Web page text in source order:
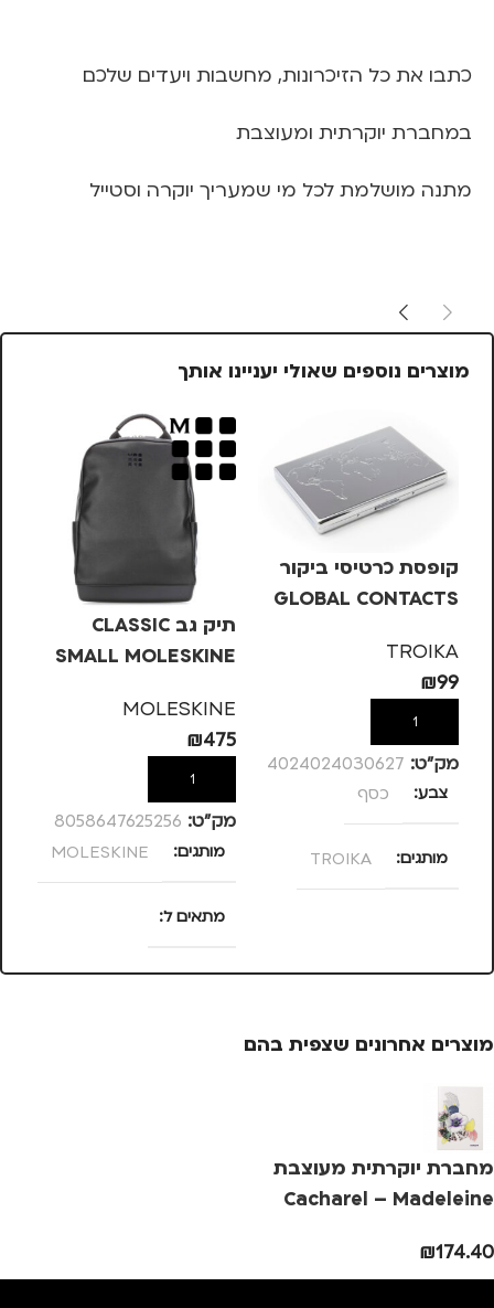
כתבו את כל הזיכרונות, מחשבות ויעדים שלכם
במחברת יוקרתית ומעוצבת
מתנה מושלמת לכל מי שמעריך יוקרה וסטייל
מוצרים נוספים שאולי יעניינו אותך
קופסת כרטיסי ביקור
GLOBAL CONTACTS
TROIKA
₪99
הוספה לסל
מק”ט: 4024024030627
צבע כסף
מותגים TROIKA
תיק גב CLASSIC
SMALL MOLESKINE
MOLESKINE
₪475
הוספה לסל
מק”ט: 8058647625256
מותגים MOLESKINE
מתאים ל
גברים ,נשים
מוצרים אחרונים שצפית בהם
מחברת יוקרתית מעוצבת
Cacharel – Madeleine
₪174.40